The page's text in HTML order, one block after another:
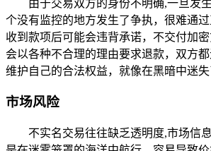
由于交易双方的身份不明确,一旦发
个没有监控的地方发生了争执，很难通
收到款项后可能会违背承诺，不交付加
会以各种不合理的理由要求退款，双方
维护自己的合法权益，就像在黑暗中迷失
市场风险
不实名交易往往缺乏透明度,市场信